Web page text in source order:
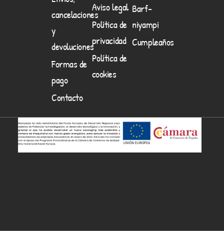
cancelaciones
y
devoluciones
Formas de
pago
Contacto
Aviso legal
Política de
privacidad
Política de
cookies
Barf-
niyampi
Cumpleaños